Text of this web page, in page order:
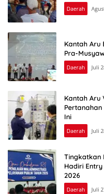
Daerah
Kantah Aru
Pra-
Daerah Juli
Kantah Aru
Ini
Daerah Juli
Tingkatkan
Hadiri
2026
Daerah Juli